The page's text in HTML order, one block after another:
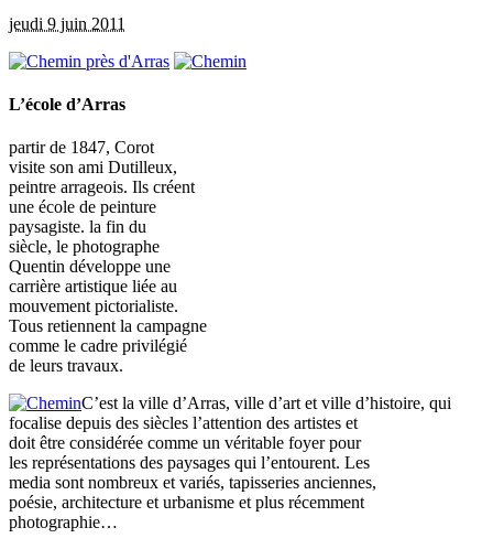
jeudi 9 juin 2011
L’école d’Arras
partir de 1847, Corot
visite son ami Dutilleux,
peintre arrageois. Ils créent
une école de peinture
paysagiste. la fin du
siècle, le photographe
Quentin développe une
carrière artistique liée au
mouvement pictorialiste.
Tous retiennent la campagne
comme le cadre privilégié
de leurs travaux.
C’est la ville d’Arras, ville d’art et ville d’histoire, qui
focalise depuis des siècles l’attention des artistes et
doit être considérée comme un véritable foyer pour
les représentations des paysages qui l’entourent. Les
media sont nombreux et variés, tapisseries anciennes,
poésie, architecture et urbanisme et plus récemment
photographie…